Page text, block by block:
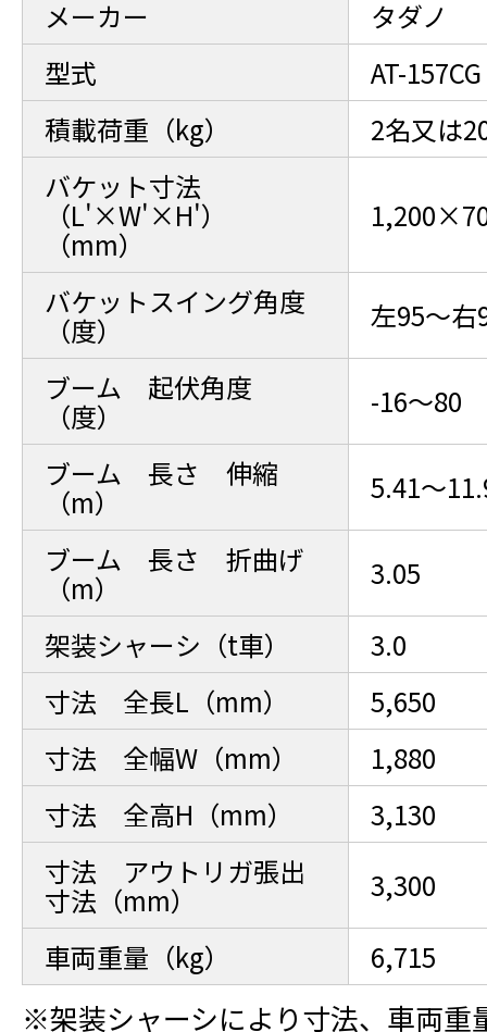
メーカー
タダノ
型式
AT-157CG
積載荷重（kg）
2名又は
バケット寸法
（L'×W'×H'）
（mm）
バケットスイング角度
（度）
左95～右
ブーム 起伏角度
（度）
-16～80
ブーム 長さ 伸縮
（m）
5.41～
ブーム 長さ 折曲げ
（m）
3.05
架装シャーシ（t車）
3.0
寸法 全長L（mm）
5,650
寸法 全幅W（mm）
1,880
寸法 全高H（mm）
3,130
寸法 アウトリガ張出
寸法（mm）
3,300
車両重量（kg）
6,715
※架装シャーシにより寸法、車両重